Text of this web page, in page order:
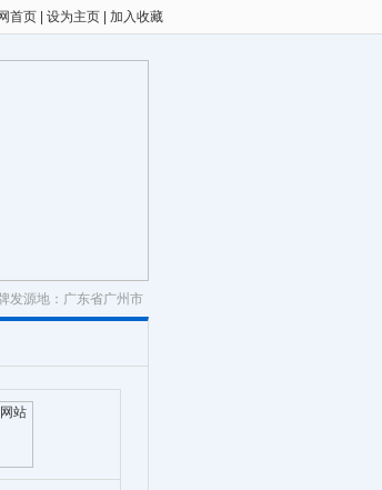
首页 设为主页 加入收藏
发源地：广东省广州市